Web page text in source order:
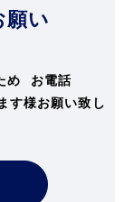
願い
め お電話
す様お願い致し